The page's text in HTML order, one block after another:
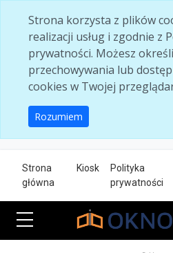
Strona korzysta z plików
realizacji usług i zgodnie z
prywatności. Możesz
przechowywania lub
cookies w Twojej
Rozumiem
Strona
główna
Kiosk
Polityka
prywatności